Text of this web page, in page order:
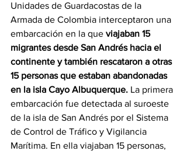
Unidades de Guardacostas de la
Armada de Colombia interceptaron una
embarcación en la que viajaban 15
migrantes desde San Andrés hacia el
continente y también rescataron a otras
15 personas que estaban abandonadas
en la isla Cayo Albuquerque. La primera
embarcación fue detectada al suroeste
de la isla de San Andrés por el Sistema
de Control de Tráfico y Vigilancia
Marítima. En ella viajaban 15 personas,